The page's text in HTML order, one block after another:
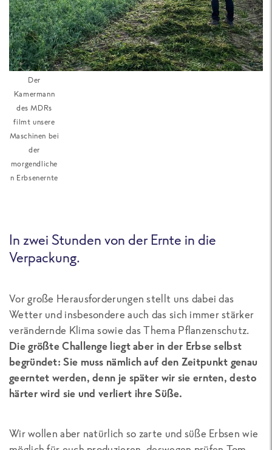
Der
Kamermann
des MDRs
filmt unsere
Maschinen bei
der
morgendliche
n Erbsenernte
In zwei Stunden von der Ernte in die
Verpackung.
Vor große Herausforderungen stellt uns dabei das
Wetter und insbesondere auch das sich immer stärker
verändernde Klima sowie das Thema Pflanzenschutz.
Die größte Challenge liegt aber in der Erbse selbst
begründet: Sie muss nämlich auf den Zeitpunkt genau
geerntet werden, denn je später wir sie ernten, desto
härter wird sie und verliert ihre Süße.
Wir wollen aber natürlich so zarte und süße Erbsen wie